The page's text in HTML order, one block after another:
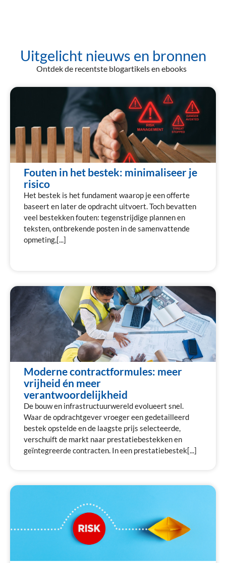
Uitgelicht nieuws en bronnen
Ontdek de recentste blogartikels en ebooks
Fouten in het bestek: minimaliseer je
risico
Het bestek is het fundament waarop je een offerte
baseert en later de opdracht uitvoert. Toch bevatten
veel bestekken fouten: tegenstrijdige plannen en
teksten, ontbrekende posten in de samenvattende
opmeting,[...]
Moderne contractformules: meer
vrijheid én meer
verantwoordelijkheid
De bouw en infrastructuurwereld evolueert snel.
Waar de opdrachtgever vroeger een gedetailleerd
bestek opstelde en de laagste prijs selecteerde,
verschuift de markt naar prestatiebestekken en
geïntegreerde contracten. In een prestatiebestek[...]